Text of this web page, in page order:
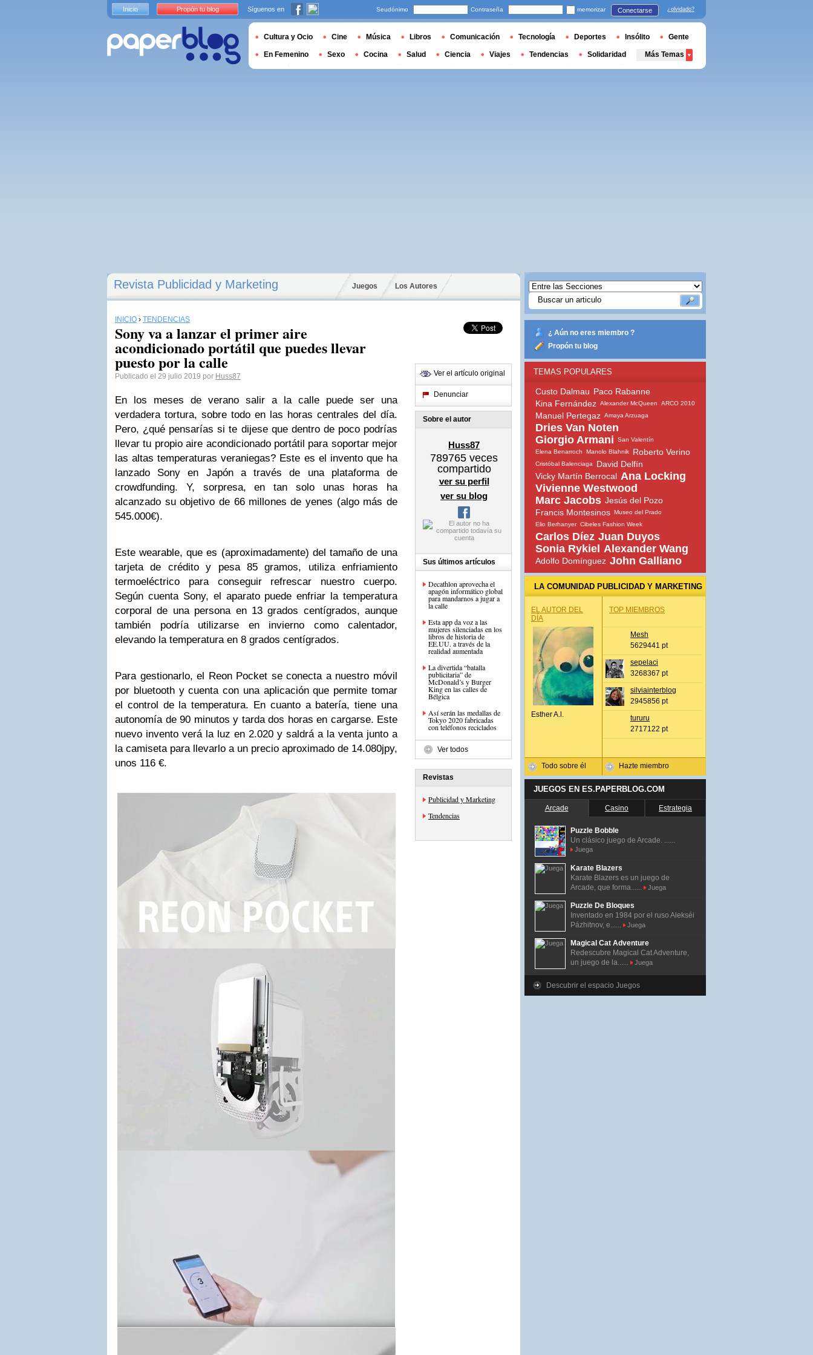
Revista Publicidad y Marketing Juegos Los Autores
INICIO › TENDENCIAS
Sony va a lanzar el primer aire
acondicionado portátil que puedes llevar
puesto por la calle
Publicado el 29 julio 2019 por Huss87
En los meses de verano salir a la calle puede ser una
verdadera tortura, sobre todo en las horas centrales del día.
Pero, ¿qué pensarías si te dijese que dentro de poco podrías
llevar tu propio aire acondicionado portátil para soportar mejor
las altas temperaturas veraniegas? Este es el invento que ha
lanzado Sony en Japón a través de una plataforma de
crowdfunding. Y, sorpresa, en tan solo unas horas ha
alcanzado su objetivo de 66 millones de yenes (algo más de
545.000€).
Este wearable, que es (aproximadamente) del tamaño de una
tarjeta de crédito y pesa 85 gramos, utiliza enfriamiento
termoeléctrico para conseguir refrescar nuestro cuerpo.
Según cuenta Sony, el aparato puede enfriar la temperatura
corporal de una persona en 13 grados centígrados, aunque
también podría utilizarse en invierno como calentador,
elevando la temperatura en 8 grados centígrados.
Para gestionarlo, el Reon Pocket se conecta a nuestro móvil
por bluetooth y cuenta con una aplicación que permite tomar
el control de la temperatura. En cuanto a batería, tiene una
autonomía de 90 minutos y tarda dos horas en cargarse. Este
nuevo invento verá la luz en 2.020 y saldrá a la venta junto a
la camiseta para llevarlo a un precio aproximado de 14.080jpy,
unos 116 €.
Ver el artículo original
Denunciar
Sobre el autor
Huss87
789765 veces
compartido
ver su perfil
ver su blog
Sus últimos artículos
Decathlon aprovecha el
apagón informático global
para mandarnos a jugar a
la calle
Esta app da voz a las
mujeres silenciadas en los
libros de historia de
EE.UU. a través de la
realidad aumentada
La divertida “batalla
publicitaria” de
McDonald’s y Burger
King en las calles de
Bélgica
Así serán las medallas de
Tokyo 2020 fabricadas
con teléfonos reciclados
Ver todos
Revistas
Publicidad y Marketing
Tendencias
¿ Aún no eres miembro ?
Propón tu blog
TEMAS POPULARES
Custo Dalmau Paco Rabanne
Kina Fernández Alexander McQueen ARCO 2010
Manuel Pertegaz Amaya Arzuaga
Dries Van Noten
Giorgio Armani
San Valentín
Elena Benarroch
Manolo Blahnik Roberto Verino
Cristóbal Balenciaga
David Delfín
Vicky Martín Berrocal Ana Locking
Vivienne Westwood
Marc Jacobs Jesús del Pozo
Francis Montesinos Museo del Prado
Elio Berhanyer Cibeles Fashion Week
Carlos Díez Juan Duyos
Sonia Rykiel Alexander Wang
Adolfo Domínguez John Galliano
LA COMUNIDAD PUBLICIDAD Y MARKETING
EL AUTOR DEL
DÍA
Esther A.l.
Todo sobre él
TOP MIEMBROS
Mesh
5629441 pt
sepelaci
3268367 pt
silviainterblog
2945856 pt
tururu
2717122 pt
Hazte miembro
JUEGOS EN ES.PAPERBLOG.COM
Arcade Casino Estrategia
Puzzle Bobble
Un clásico juego de Arcade. ......
Juega
Karate Blazers
Karate Blazers es un juego de
Arcade, que forma......
Juega
Puzzle De Bloques
Inventado en 1984 por el ruso Alekséi
Pázhitnov, e......
Juega
Magical Cat Adventure
Redescubre Magical Cat Adventure,
un juego de la......
Juega
Descubrir el espacio Juegos
Inicio Propón tu blog Síguenos en Seudónimo Contraseña memorizar Conectarse ¿olvidado?
Cultura y Ocio Cine Música Libros Comunicación Tecnología Deportes Insólito Gente
En Femenino Sexo Cocina Salud Ciencia Viajes Tendencias Solidaridad Más Temas